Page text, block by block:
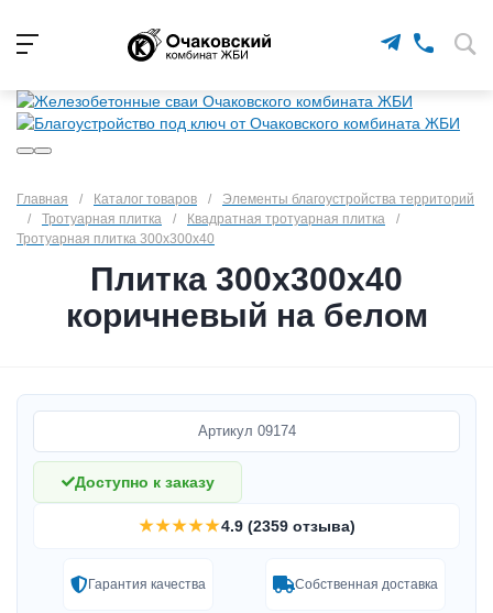
Главная / Каталог товаров /
Элементы благоустройства территорий
/
Тротуарная плитка / Квадратная тротуарная плитка
/
Тротуарная плитка 300х300х40
Плитка 300х300х40
коричневый на белом
Артикул 09174
Доступно к заказу
★★★★★4.9 (2359 отзыва)
Гарантия качества Собственная доставка